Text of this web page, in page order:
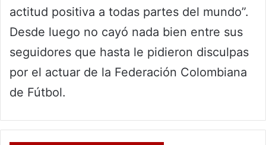
actitud positiva a todas partes del mundo”.
Desde luego no cayó nada bien entre sus
seguidores que hasta le pidieron disculpas
por el actuar de la Federación Colombiana
de Fútbol.